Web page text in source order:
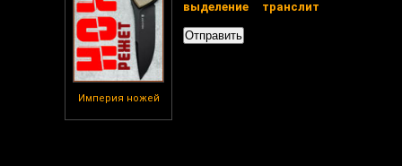
Империя ножей
выделение транслит